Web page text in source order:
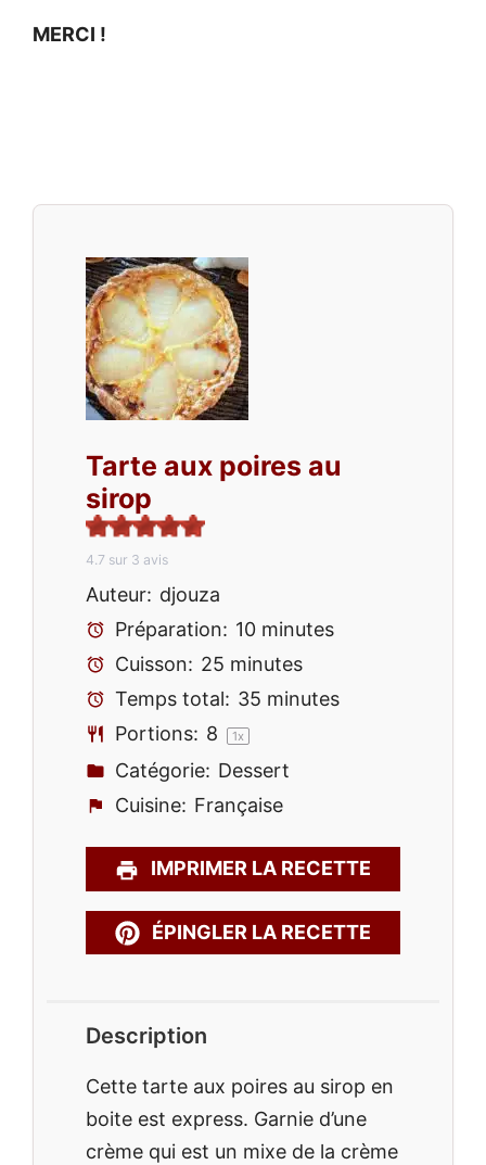
MERCI !
Tarte aux poires au
sirop
4.7 sur 3 avis
Auteur: djouza
Préparation: 10 minutes
Cuisson: 25 minutes
Temps total: 35 minutes
Portions: 8 1x
Catégorie: Dessert
Cuisine: Française
IMPRIMER LA RECETTE
ÉPINGLER LA RECETTE
Description
Cette tarte aux poires au sirop en
boite est express. Garnie d’une
crème qui est un mixe de la crème